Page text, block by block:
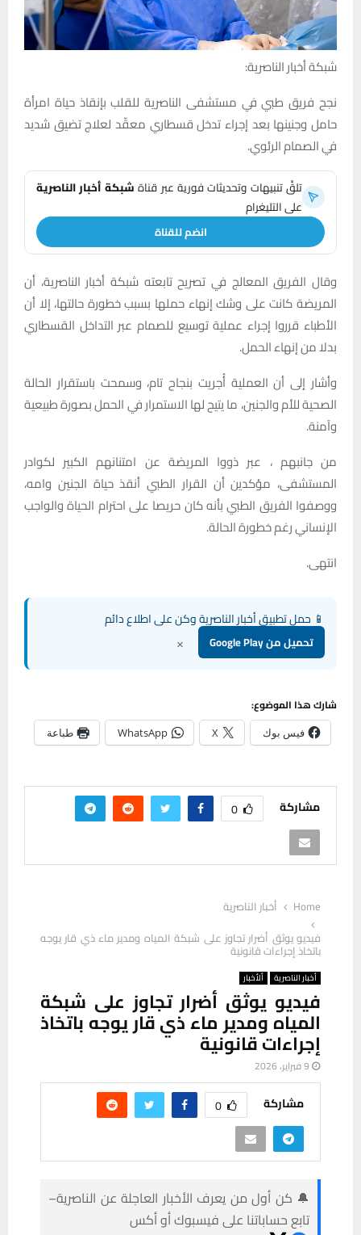
شبكة أخبار الناصرية:
نجح فريق طبي في مستشفى الناصرية للقلب بإنقاذ حياة امرأة
حامل وجنينها بعد إجراء تدخل قسطاري معقّد لعلاج تضيق شديد
في الصمام الرئوي.
تلقَّ تنبيهات وتحديثات فورية عبر قناةشبكة أخبار الناصرية
على التليغرام
انضم للقناة
وقال الفريق المعالج في تصريح تابعته شبكة أخبار الناصرية، أن
المريضة كانت على وشك إنهاء حملها بسبب خطورة حالتها، إلا أن
الأطباء قرروا إجراء عملية توسيع للصمام عبر التداخل القسطاري
بدلا من إنهاء الحمل.
وأشار إلى أن العملية أُجريت بنجاح تام، وسمحت باستقرار الحالة
الصحية للأم والجنين، ما يتيح لها الاستمرار في الحمل بصورة طبيعية
وآمنة.
من جانبهم ، عبر ذووا المريضة عن امتنانهم الكبير لكوادر
المستشفى، مؤكدين أن القرار الطبي أنقذ حياة الجنين وامه،
ووصفوا الفريق الطبي بأنه كان حريصا على احترام الحياة والواجب
الإنساني رغم خطورة الحالة.
انتهى.
📱 حمل تطبيق أخبار الناصرية وكن على اطلاع دائم
تحميل من Google Play ×
شارك هذا الموضوع:
فيس بوك X
WhatsApp طباعة
مشاركة 0
Home
أخبار الناصرية
فيديو يوثق أضرار تجاوز على شبكة المياه ومدير ماء ذي قار يوجه
باتخاذ إجراءات قانونية
أخبار الناصرية ألأخبار
فيديو يوثق أضرار تجاوز على شبكة
المياه ومدير ماء ذي قار يوجه باتخاذ
إجراءات قانونية
9 فبراير، 2026
مشاركة 0
🔔 كن أول من يعرف الأخبار العاجلة عن الناصرية–
تابع حساباتنا على فيسبوك أو أكس